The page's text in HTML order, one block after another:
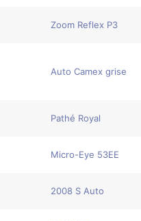
Zoom Reflex P3
Auto Camex grise
Pathé Royal
Micro-Eye 53EE
2008 S Auto